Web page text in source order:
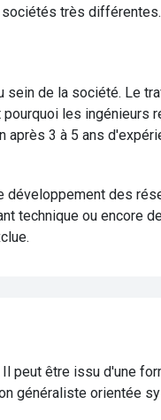
très
de la société. Le
les ingénieurs
après 3 à 5 ans
des
technique ou encore
peut être issu d'une
généraliste orientée